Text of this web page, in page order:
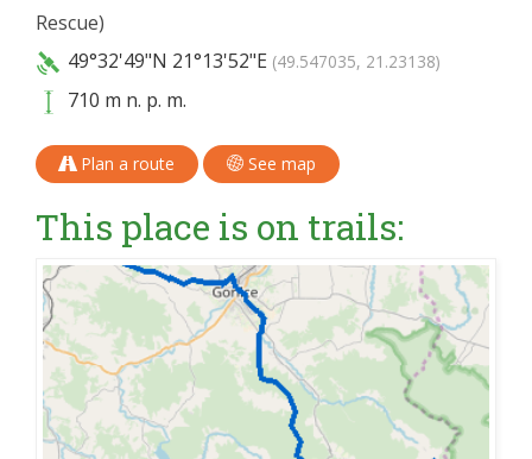
Rescue)
49°32'49"N 21°13'52"E (49.547035, 21.23138)
710 m n. p. m.
Plan a route See map
This place is on trails: